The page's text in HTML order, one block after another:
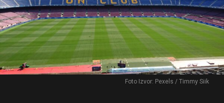
Foto Izvor: Pexels / Timmy Siik